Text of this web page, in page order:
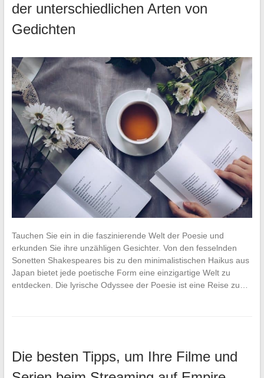
der unterschiedlichen Arten von
Gedichten
Tauchen Sie ein in die faszinierende Welt der Poesie und
erkunden Sie ihre unzähligen Gesichter. Von den fesselnden
Sonetten Shakespeares bis zu den minimalistischen Haikus aus
Japan bietet jede poetische Form eine einzigartige Welt zu
entdecken. Die lyrische Odyssee der Poesie ist eine Reise zu…
Die besten Tipps, um Ihre Filme und